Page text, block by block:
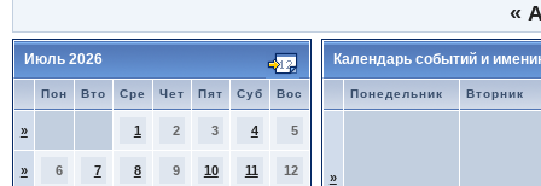
«
Июль 2026
Пон Вто Сре Чет Пят Суб Вос
» 1 2 3 4 5
» 6 7 8 9 10 11 12
Календарь событий и
Понедельник Вторник
»